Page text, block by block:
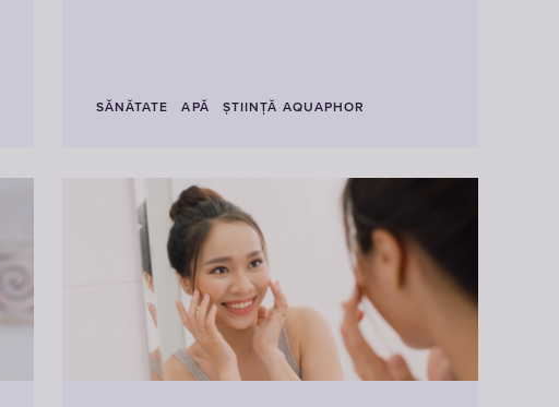
SĂNĂTATE APĂ ŞTIINŢĂ AQUAPHOR